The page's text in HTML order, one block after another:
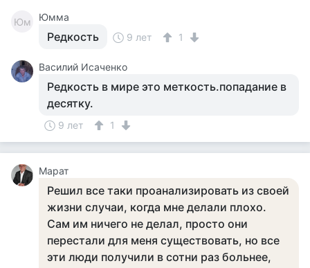
Юм Юмма
Редкость 9 лет 1
Василий Исаченко
Редкость в мире это меткость.попадание в
десятку.
9 лет 1
Марат
Решил все таки проанализировать из своей
жизни случаи, когда мне делали плохо.
Сам им ничего не делал, просто они
перестали для меня существовать, но все
эти люди получили в сотни раз больнее,